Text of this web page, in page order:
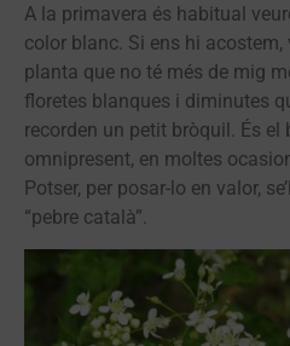
A la primavera és habitual
color blanc. Si ens hi acostem,
planta que no té més de mig
floretes blanques i diminutes
recorden un petit bròquil. És el
omnipresent, en moltes
Potser, per posar-lo en valor,
“pebre català”.